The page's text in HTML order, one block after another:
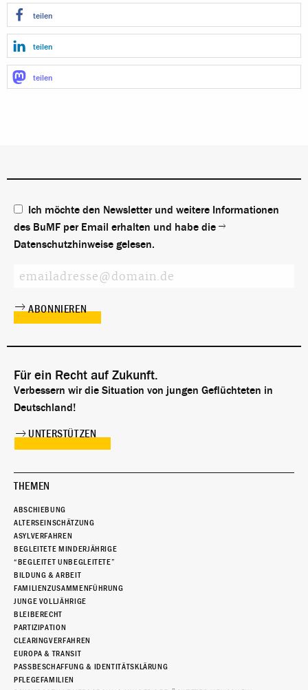
teilen
teilen
teilen
Ich möchte den Newsletter und weitere Informationen
des BuMF per Email erhalten und habe die
Datenschutzhinweise gelesen.
Für ein Recht auf Zukunft.
Verbessern wir die Situation von jungen Geflüchteten in
Deutschland!
UNTERSTÜTZEN
THEMEN
ABSCHIEBUNG
ALTERSEINSCHÄTZUNG
ASYLVERFAHREN
BEGLEITETE MINDERJÄHRIGE
“BEGLEITET UNBEGLEITETE”
BILDUNG & ARBEIT
FAMILIENZUSAMMENFÜHRUNG
JUNGE VOLLJÄHRIGE
BLEIBERECHT
PARTIZIPATION
CLEARINGVERFAHREN
EUROPA & TRANSIT
PASSBESCHAFFUNG & IDENTITÄTSKLÄRUNG
PFLEGEFAMILIEN